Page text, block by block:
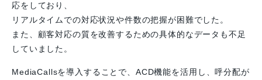
応をしており、
リアルタイムでの対応状況や件数の把握が困難でした。
また、顧客対応の質を改善するための具体的なデータも不足
していました。
MediaCallsを導入することで、ACD機能を活用し、呼分配が